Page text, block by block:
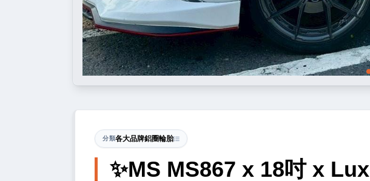
分類各大品牌鋁圈輪胎
✨MS MS867 x 18吋 x